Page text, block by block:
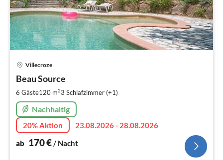
Villecroze
Beau Source
6 Gäste120 m23 Schlafzimmer (+1)
Nachhaltig
20% Aktion
23.08.2026 - 28.08.2026
ab 170€/ Nacht